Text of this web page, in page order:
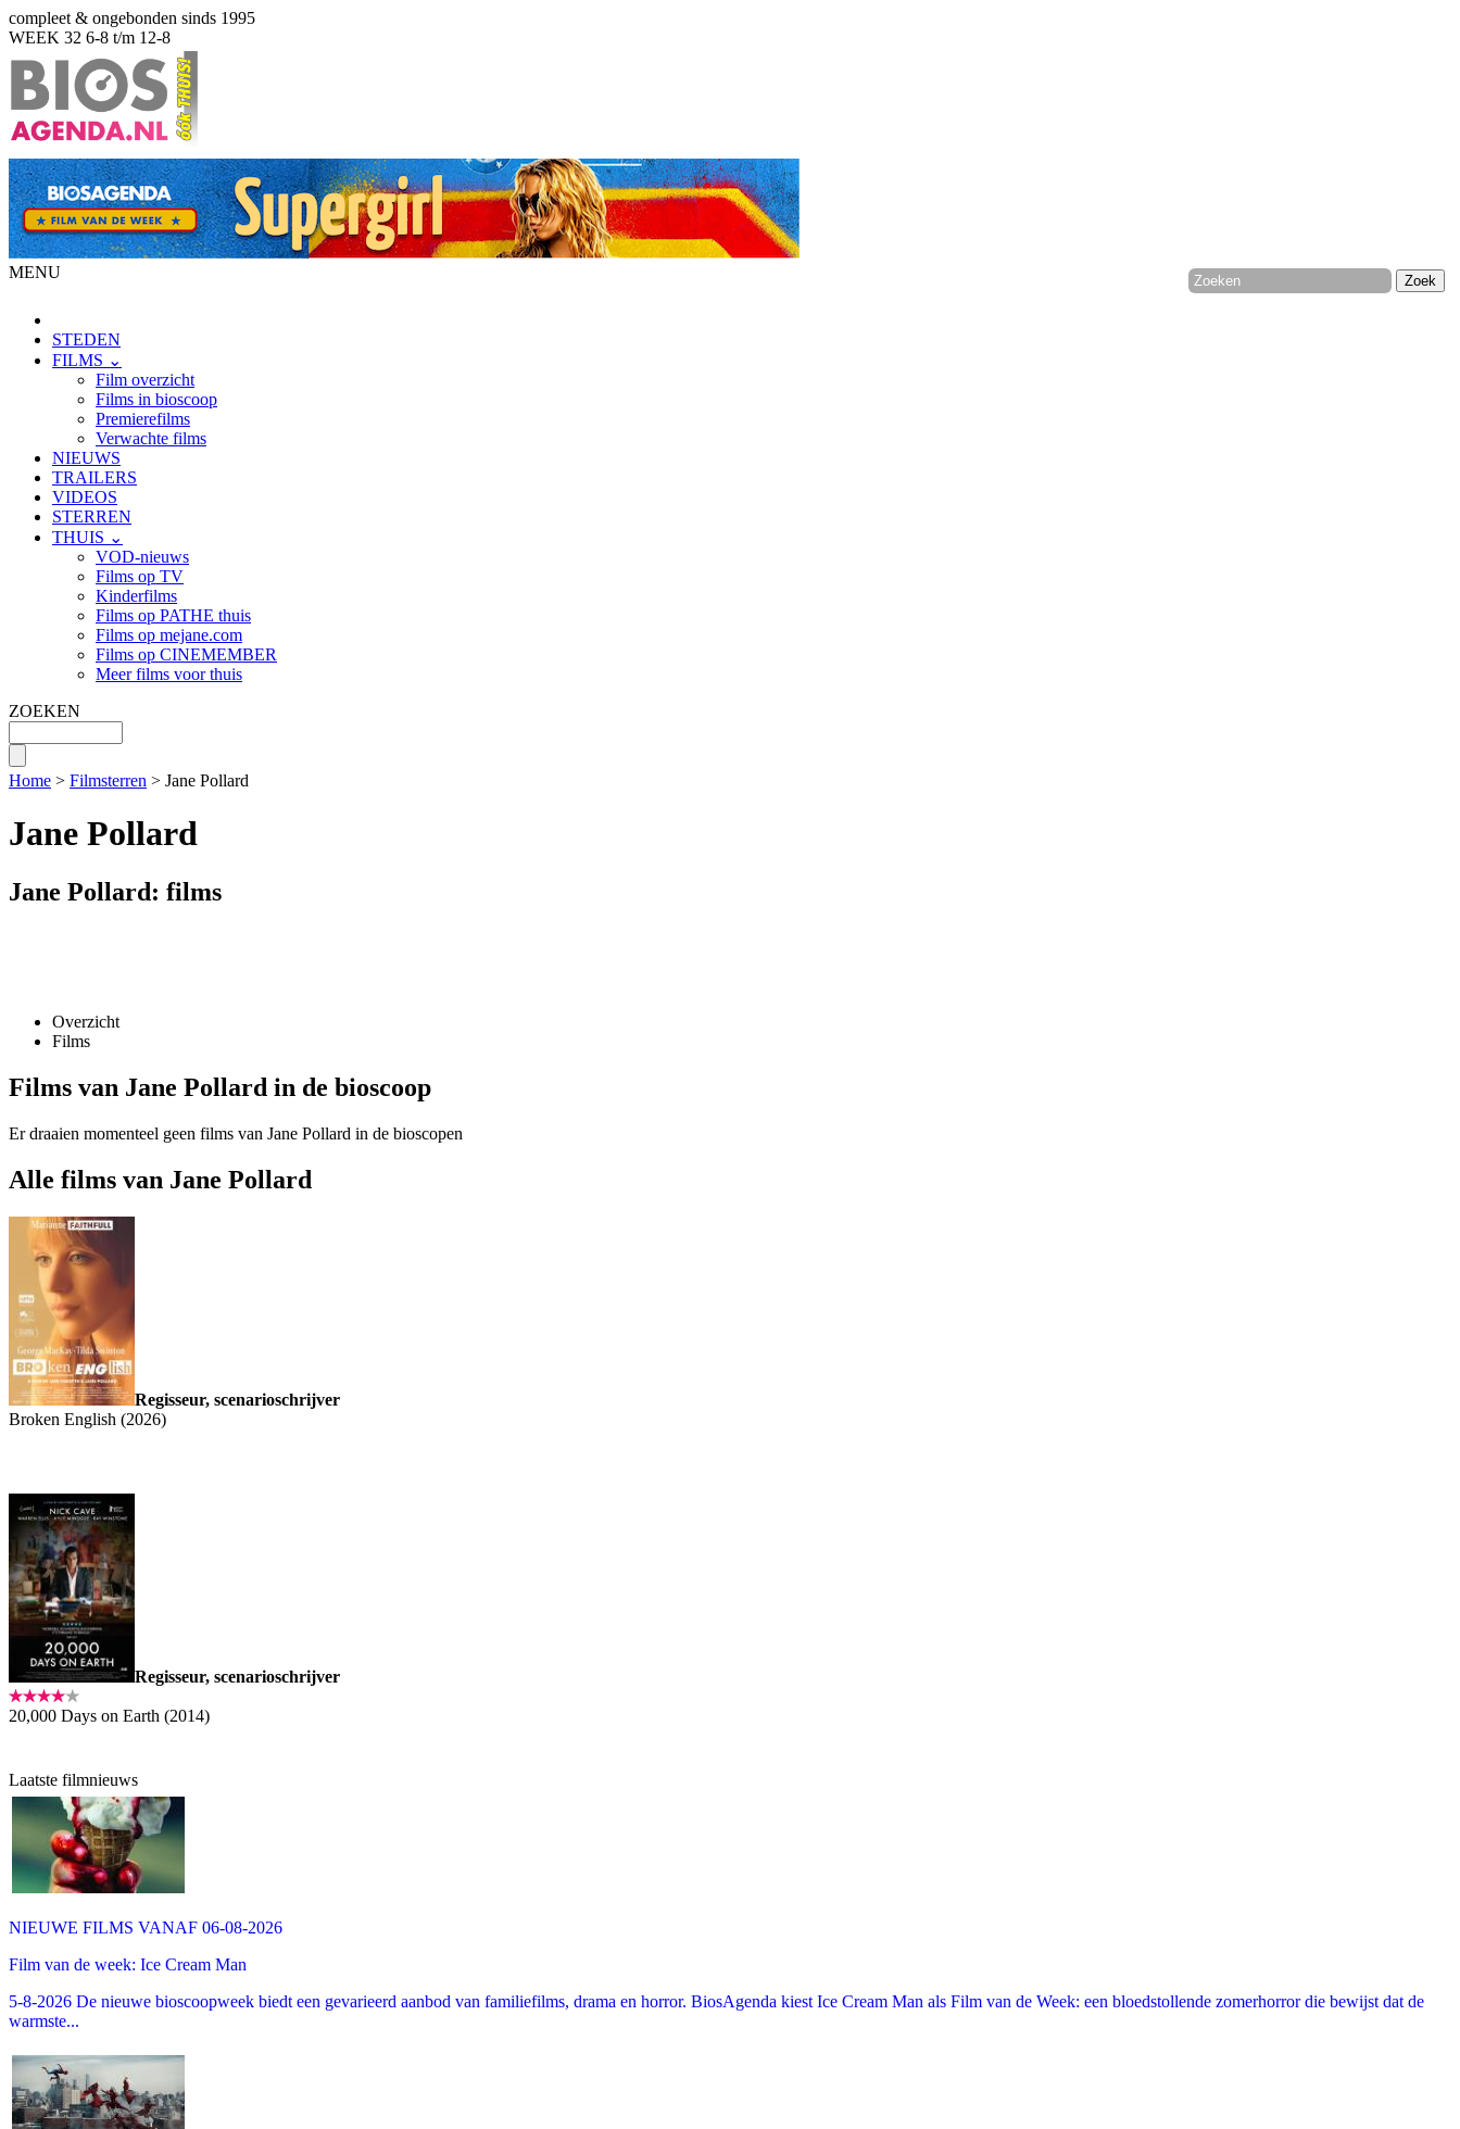
compleet & ongebonden sinds 1995
WEEK 32 6-8 t/m 12-8
MENU
STEDEN
FILMS ⌄
Film overzicht
Films in bioscoop
Premierefilms
Verwachte films
NIEUWS
TRAILERS
VIDEOS
STERREN
THUIS ⌄
VOD-nieuws
Films op TV
Kinderfilms
Films op PATHE thuis
Films op mejane.com
Films op CINEMEMBER
Meer films voor thuis
ZOEKEN
Home > Filmsterren > Jane Pollard
Jane Pollard
Jane Pollard: films
Overzicht
Films
Films van Jane Pollard in de bioscoop
Er draaien momenteel geen films van Jane Pollard in de bioscopen
Alle films van Jane Pollard
Regisseur, scenarioschrijver
Broken English (2026)
Regisseur, scenarioschrijver
20,000 Days on Earth (2014)
Laatste filmnieuws
NIEUWE FILMS VANAF 06-08-2026
Film van de week: Ice Cream Man
5-8-2026 De nieuwe bioscoopweek biedt een gevarieerd aanbod van familiefilms, drama en horror. BiosAgenda kiest Ice Cream Man als Film van de Week: een bloedstollende zomerhorror die bewijst dat de
warmste...